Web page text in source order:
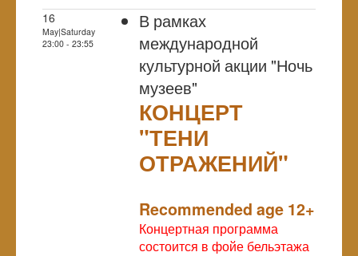
16
May|Saturday
23:00 - 23:55
В рамках
международной
культурной акции "Ночь
музеев"
КОНЦЕРТ
"ТЕНИ
ОТРАЖЕНИЙ"
Recommended age 12+
Концертная программа
состоится в фойе бельэтажа